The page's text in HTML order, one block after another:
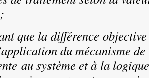
que la différence
du mécanisme
au système et à la